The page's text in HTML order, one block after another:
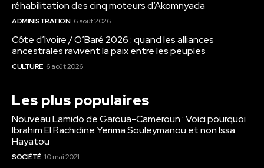
réhabilitation des cinq moteurs d’Akomnyada
ADMINISTRATION 6 août 2026
Côte d’Ivoire / O’Baré 2026 : quand les alliances
ancestrales ravivent la paix entre les peuples
CULTURE 6 août 2026
Les plus populaires
Nouveau Lamido de Garoua-Cameroun : Voici pourquoi
Ibrahim El Rachidine Yerima Souleymanou et non Issa
Hayatou
SOCIÉTÉ 10 mai 2021